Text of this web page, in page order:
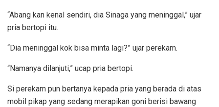
“Abang kan kenal sendiri, dia Sinaga yang meninggal,” ujar
pria bertopi itu.
“Dia meninggal kok bisa minta lagi?” ujar perekam.
“Namanya dilanjuti,” ucap pria bertopi.
Si perekam pun bertanya kepada pria yang berada di atas
mobil pikap yang sedang merapikan goni berisi bawang